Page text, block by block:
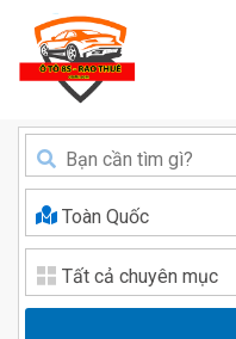
Toàn Quốc
Tất cả chuyên mục